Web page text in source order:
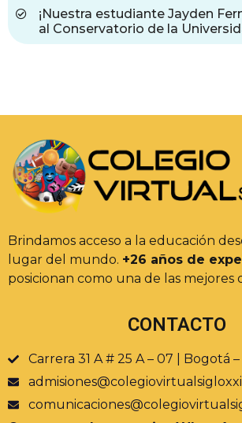
¡Nuestra estudiante Jayden
al Conservatorio de la
Brindamos acceso a la educación
lugar del mundo. +26 años de
posicionan como una de las mejores
CONTACTO
Carrera 31 A # 25 A – 07 | Bogotá